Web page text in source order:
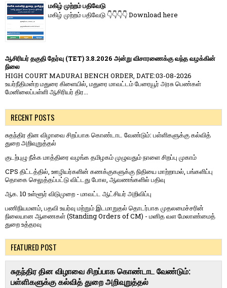
மகிழ் முற்றம் பதிவேடு
மகிழ் முற்றம் பதிவேடு 👇👇👇👇 Download here
ஆசிரியர் தகுதி தேர்வு (TET) 3.8.2026 அன்று விசாரணைக்கு வந்த வழக்கின்
நிலை
HIGH COURT MADURAI BENCH ORDER, DATE:03-08-2026
உயர்நீதிமன்ற மதுரை கிளையில், மதுரை மாவட்டம் பேரையூர் அரசு பெண்கள்
மேனிலைப்பள்ளி ஆசிரியர் திர...
RECENT POSTS
சுதந்திர தின விழாவை சிறப்பாக கொண்டாட வேண்டும்: பள்ளிகளுக்கு கல்வித்
துறை அறிவுறுத்தல்
குடற்புழு நீக்க மாத்திரை வழங்க தமிழகம் முழுவதும் நாளை சிறப்பு முகாம்
CPS திட்டத்தில், ஊழியர்களின் கணக்குகளுக்கு நிதியை மாற்றாமல், பங்களிப்பு
தொகை செலுத்தப்பட்டு விட்டது போல, ஆவணங்களில் பதிவு
ஆக. 10 உள்ளூர் விடுமுறை - மாவட்ட ஆட்சியர் அறிவிப்பு
பணிநியமனம், பதவி உயர்வு மற்றும் இடமாறுதல் தொடர்பாக முதலமைச்சரின்
நிலையான ஆணைகள் (Standing Orders of CM) - மனித வள மேலாண்மைத்
துறை உத்தரவு
FEATURED POST
சுதந்திர தின விழாவை சிறப்பாக கொண்டாட வேண்டும்:
பள்ளிகளுக்கு கல்வித் துறை அறிவுறுத்தல்